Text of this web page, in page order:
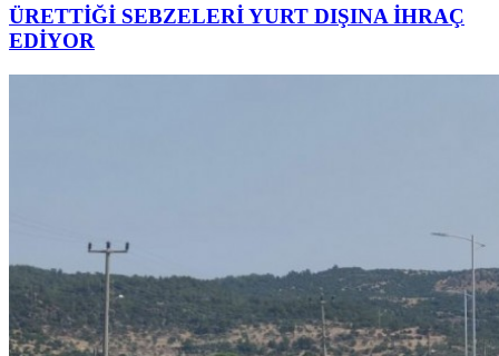
ÜRETTİĞİ SEBZELERİ YURT DIŞINA İHRAÇ
EDİYOR